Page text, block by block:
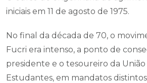
iniciais em 11 de agosto de 1975.
No final da década de 70, o
Fucri era intenso, a ponto de
presidente e o tesoureiro da
Estudantes, em mandatos